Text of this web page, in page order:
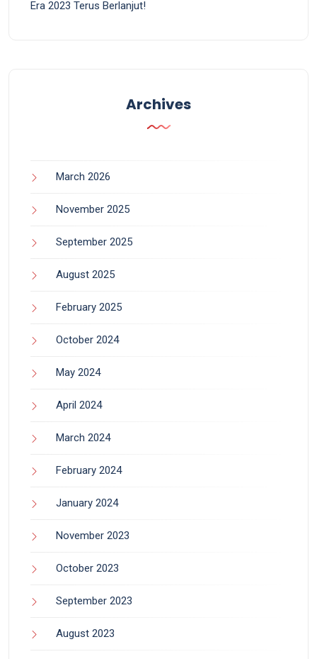
Era 2023 Terus Berlanjut!
Archives
March 2026
November 2025
September 2025
August 2025
February 2025
October 2024
May 2024
April 2024
March 2024
February 2024
January 2024
November 2023
October 2023
September 2023
August 2023